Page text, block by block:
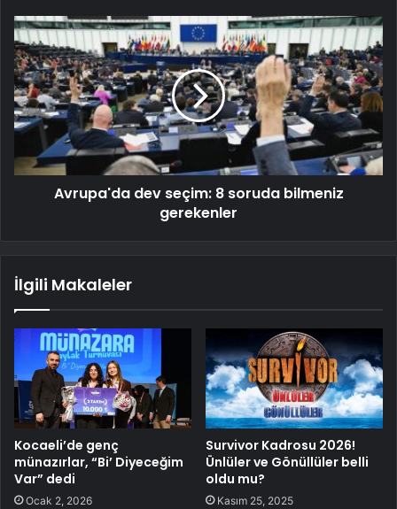
Avrupa'da dev seçim: 8 soruda bilmeniz
gerekenler
İlgili Makaleler
Kocaeli’de genç
münazırlar, “Bi’ Diyeceğim
Var” dedi
Ocak 2, 2026
Survivor Kadrosu 2026!
Ünlüler ve Gönüllüler belli
oldu mu?
Kasım 25, 2025